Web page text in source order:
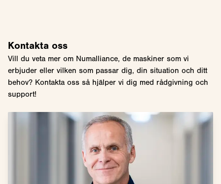
Kontakta oss
Vill du veta mer om Numalliance, de maskiner som vi
erbjuder eller vilken som passar dig, din situation och ditt
behov? Kontakta oss så hjälper vi dig med rådgivning och
support!